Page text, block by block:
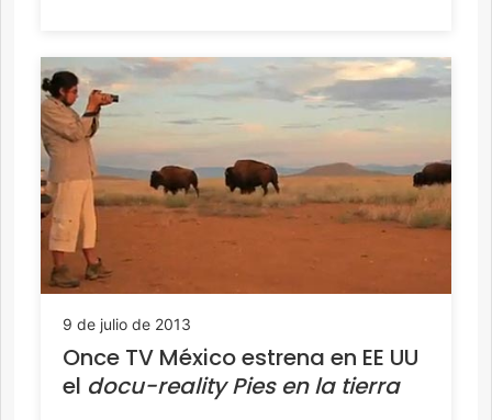
9 de julio de 2013
Once TV México estrena en EE UU
el docu-reality Pies en la tierra